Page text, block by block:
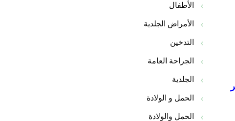
الأطفال
الأمراض الجلدية
التدخين
الجراحة العامة
الجلدية
الحمل و الولادة
الحمل والولادة